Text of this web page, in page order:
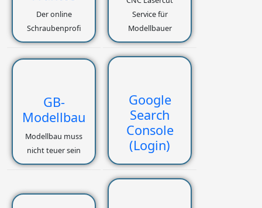
Der online
Schraubenprofi
Service für
Modellbauer
GB-
Modellbau
Modellbau muss
nicht teuer sein
Google
Search
Console
(Login)